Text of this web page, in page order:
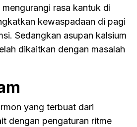
rasa kantuk di
kewaspadaan di pagi
Sedangkan asupan kalsium
dikaitkan dengan masalah
yang terbuat dari
dengan pengaturan ritme